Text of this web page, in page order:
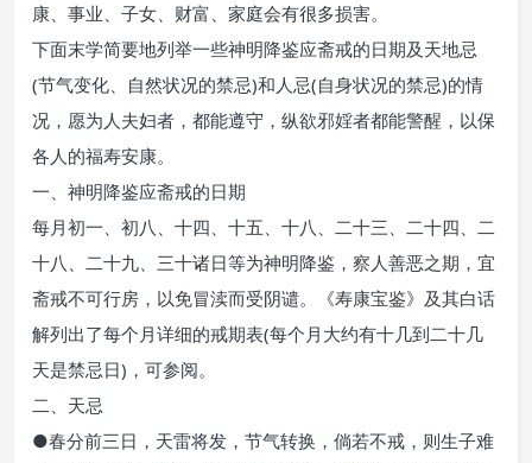
康、事业、子女、财富、家庭会有很多损害。
下面末学简要地列举一些神明降鉴应斋戒的日期及天地忌
(节气变化、自然状况的禁忌)和人忌(自身状况的禁忌)的情
况，愿为人夫妇者，都能遵守，纵欲邪婬者都能警醒，以保
各人的福寿安康。
一、神明降鉴应斋戒的日期
每月初一、初八、十四、十五、十八、二十三、二十四、二
十八、二十九、三十诸日等为神明降鉴，察人善恶之期，宜
斋戒不可行房，以免冒渎而受阴谴。《寿康宝鉴》及其白话
解列出了每个月详细的戒期表(每个月大约有十几到二十几
天是禁忌日)，可参阅。
二、天忌
●春分前三日，天雷将发，节气转换，倘若不戒，则生子难